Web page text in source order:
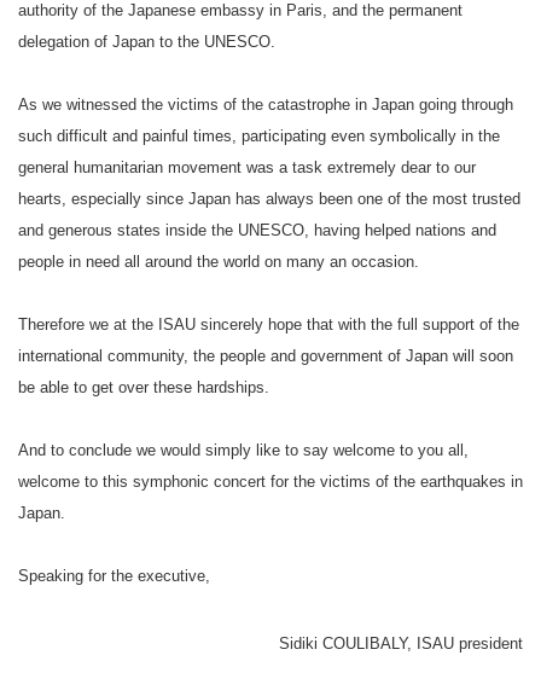
authority of the Japanese embassy in Paris, and the permanent
delegation of Japan to the UNESCO.
As we witnessed the victims of the catastrophe in Japan going through
such difficult and painful times, participating even symbolically in the
general humanitarian movement was a task extremely dear to our
hearts, especially since Japan has always been one of the most trusted
and generous states inside the UNESCO, having helped nations and
people in need all around the world on many an occasion.
Therefore we at the ISAU sincerely hope that with the full support of the
international community, the people and government of Japan will soon
be able to get over these hardships.
And to conclude we would simply like to say welcome to you all,
welcome to this symphonic concert for the victims of the earthquakes in
Japan.
Speaking for the executive,
Sidiki COULIBALY, ISAU president